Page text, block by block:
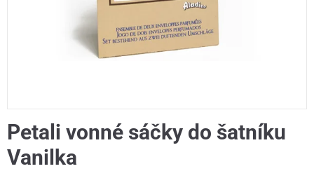
Petali vonné sáčky do šatníku
Vanilka